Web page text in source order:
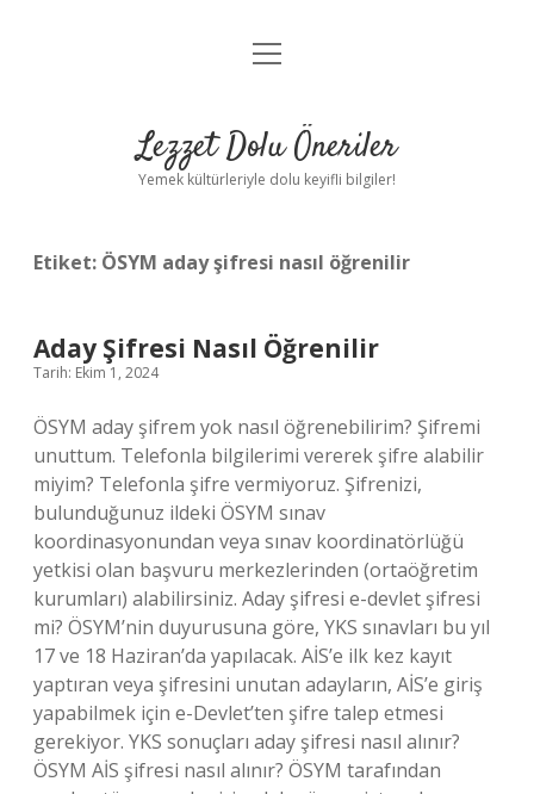
Anasayfa
Yasal Uyarı
menüyü
Lezzet Dolu Öneriler
Yemek kültürleriyle dolu keyifli bilgiler!
Etiket: ÖSYM aday şifresi nasıl öğrenilir
Aday Şifresi Nasıl Öğrenilir
Tarih: Ekim 1, 2024
ÖSYM aday şifrem yok nasıl öğrenebilirim? Şifremi
unuttum. Telefonla bilgilerimi vererek şifre alabilir
miyim? Telefonla şifre vermiyoruz. Şifrenizi,
bulunduğunuz ildeki ÖSYM sınav
koordinasyonundan veya sınav koordinatörlüğü
yetkisi olan başvuru merkezlerinden (ortaöğretim
kurumları) alabilirsiniz. Aday şifresi e-devlet şifresi
mi? ÖSYM’nin duyurusuna göre, YKS sınavları bu yıl
17 ve 18 Haziran’da yapılacak. AİS’e ilk kez kayıt
yaptıran veya şifresini unutan adayların, AİS’e giriş
yapabilmek için e-Devlet’ten şifre talep etmesi
gerekiyor. YKS sonuçları aday şifresi nasıl alınır?
ÖSYM AİS şifresi nasıl alınır? ÖSYM tarafından